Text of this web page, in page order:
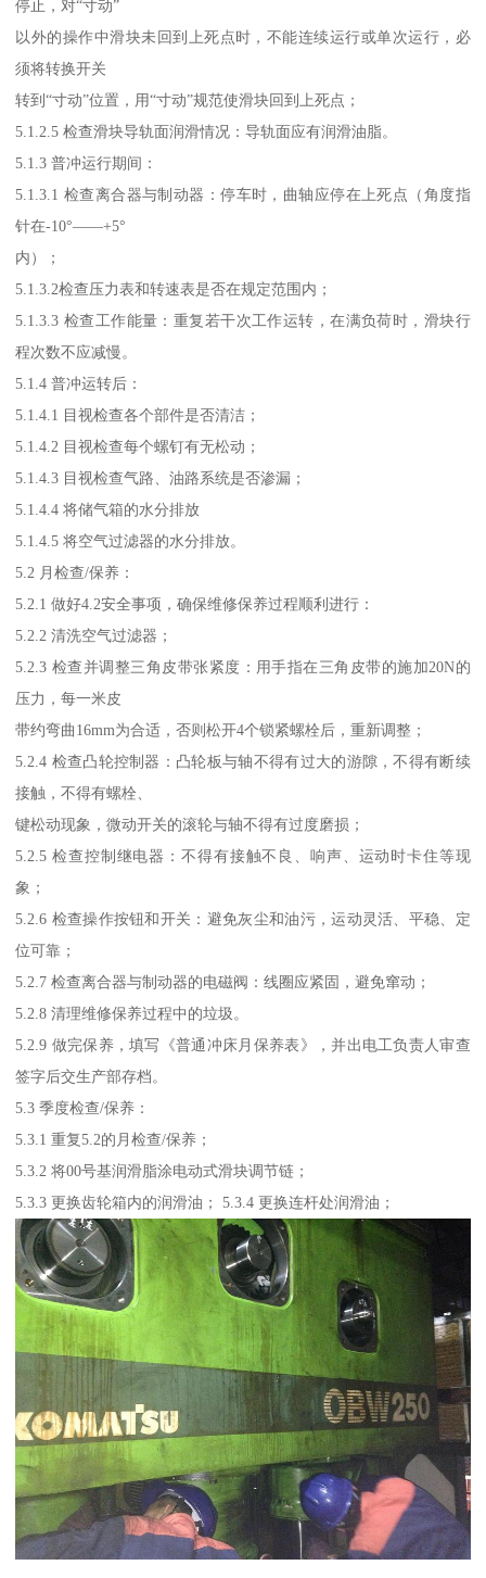
停止，对“寸动”
以外的操作中滑块未回到上死点时，不能连续运行或单次运行，必
须将转换开关
转到“寸动”位置，用“寸动”规范使滑块回到上死点；
5.1.2.5 检查滑块导轨面润滑情况：导轨面应有润滑油脂。
5.1.3 普冲运行期间：
5.1.3.1 检查离合器与制动器：停车时，曲轴应停在上死点（角度指
针在-10°——+5°
内）；
5.1.3.2检查压力表和转速表是否在规定范围内；
5.1.3.3 检查工作能量：重复若干次工作运转，在满负荷时，滑块行
程次数不应减慢。
5.1.4 普冲运转后：
5.1.4.1 目视检查各个部件是否清洁；
5.1.4.2 目视检查每个螺钉有无松动；
5.1.4.3 目视检查气路、油路系统是否渗漏；
5.1.4.4 将储气箱的水分排放
5.1.4.5 将空气过滤器的水分排放。
5.2 月检查/保养：
5.2.1 做好4.2安全事项，确保维修保养过程顺利进行：
5.2.2 清洗空气过滤器；
5.2.3 检查并调整三角皮带张紧度：用手指在三角皮带的施加20N的
压力，每一米皮
带约弯曲16mm为合适，否则松开4个锁紧螺栓后，重新调整；
5.2.4 检查凸轮控制器：凸轮板与轴不得有过大的游隙，不得有断续
接触，不得有螺栓、
键松动现象，微动开关的滚轮与轴不得有过度磨损；
5.2.5 检查控制继电器：不得有接触不良、响声、运动时卡住等现
象；
5.2.6 检查操作按钮和开关：避免灰尘和油污，运动灵活、平稳、定
位可靠；
5.2.7 检查离合器与制动器的电磁阀：线圈应紧固，避免窜动；
5.2.8 清理维修保养过程中的垃圾。
5.2.9 做完保养，填写《普通冲床月保养表》，并出电工负责人审查
签字后交生产部存档。
5.3 季度检查/保养：
5.3.1 重复5.2的月检查/保养；
5.3.2 将00号基润滑脂涂电动式滑块调节链；
5.3.3 更换齿轮箱内的润滑油； 5.3.4 更换连杆处润滑油；